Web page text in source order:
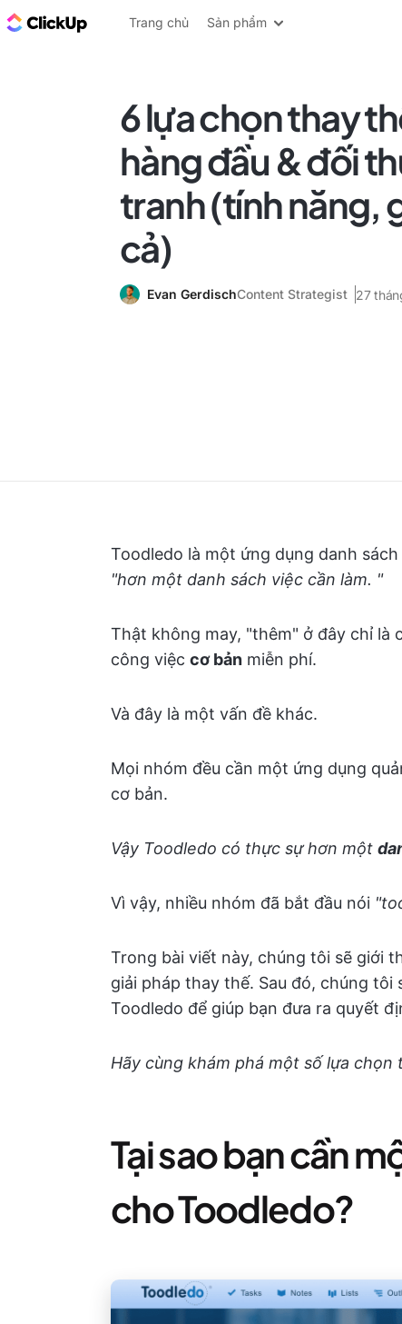
ClickUp Blog
Trang chủ Sản phẩm
6 lựa chọn thay
hàng đầu & đối
tranh (tính năng,
cả)
Evan GerdischContent Strategist 27
Toodledo là một ứng dụng danh
"hơn một danh sách việc cần làm. "
Thật không may, "thêm" ở đây chỉ là
công việc cơ bản miễn phí.
Và đây là một vấn đề khác.
Mọi nhóm đều cần một ứng dụng
cơ bản.
Vậy Toodledo có thực sự hơn một
Vì vậy, nhiều nhóm đã bắt đầu nói
Trong bài viết này, chúng tôi sẽ giới
giải pháp thay thế. Sau đó, chúng
Toodledo để giúp bạn đưa ra quyết
Hãy cùng khám phá một số lựa
Tại sao bạn cần
cho Toodledo?